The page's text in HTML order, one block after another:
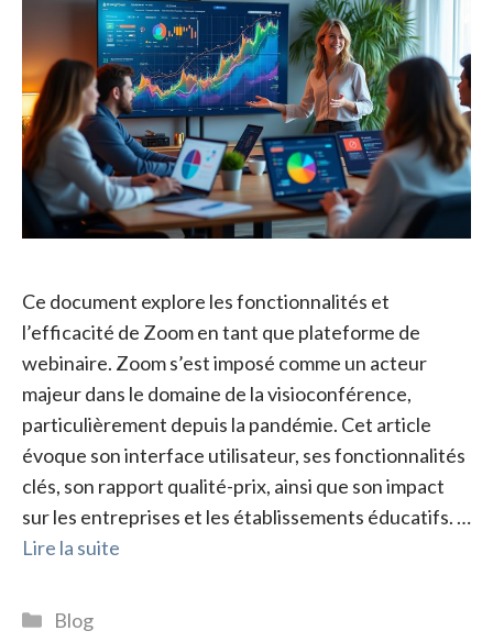
Ce document explore les fonctionnalités et
l’efficacité de Zoom en tant que plateforme de
webinaire. Zoom s’est imposé comme un acteur
majeur dans le domaine de la visioconférence,
particulièrement depuis la pandémie. Cet article
évoque son interface utilisateur, ses fonctionnalités
clés, son rapport qualité-prix, ainsi que son impact
sur les entreprises et les établissements éducatifs. …
Lire la suite
Catégories
Blog